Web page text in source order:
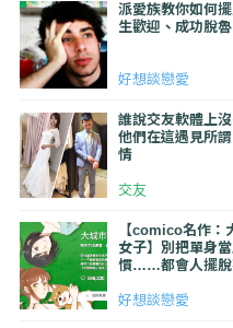
派愛族教你如何
生歡迎、成功脫魯
好想談戀愛
誰說交友軟體上
他們在這遇見所
情
交友
【comico名作：
女子】別把單身
慣……都會人擺脫
好想談戀愛